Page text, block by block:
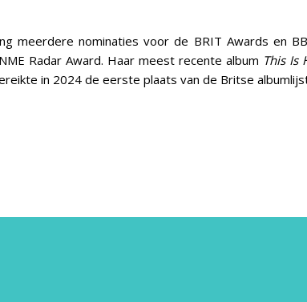
meerdere nominaties voor de BRIT Awards en
Radar Award. Haar meest recente album This Is
in 2024 de eerste plaats van de Britse